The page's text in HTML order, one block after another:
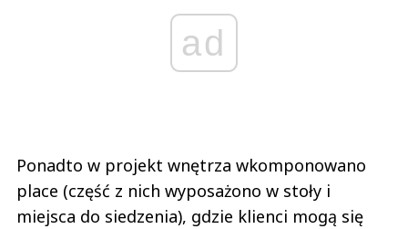
ad
Ponadto w projekt wnętrza wkomponowano
place (część z nich wyposażono w stoły i
miejsca do siedzenia), gdzie klienci mogą się